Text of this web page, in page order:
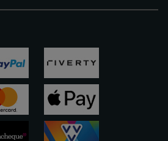
riverty
apple-
pay